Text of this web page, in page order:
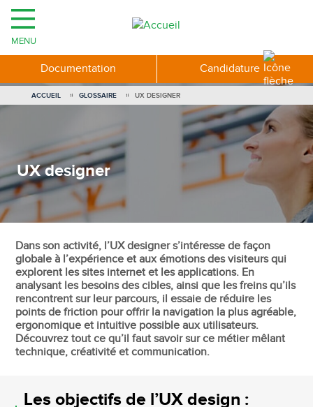
UX designer
ACCUEIL GLOSSAIRE UX DESIGNER
Dans son activité, l’UX designer s’intéresse de façon
globale à l’expérience et aux émotions des visiteurs qui
explorent les sites internet et les applications. En
analysant les besoins des cibles, ainsi que les freins qu’ils
rencontrent sur leur parcours, il essaie de réduire les
points de friction pour offrir la navigation la plus agréable,
ergonomique et intuitive possible aux utilisateurs.
Découvrez tout ce qu’il faut savoir sur ce métier mêlant
technique, créativité et communication.
Les objectifs de l’UX design :
MENU
Documentation Candidature